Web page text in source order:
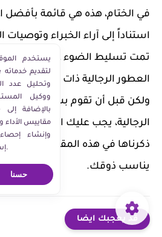
في الختام، هذه هي قائمة بأفضل
استناداً إلى آراء الخبراء
تمت تسليط الضوء على مجموعة
العطور الرجالية ذات الروائح
ولكن قبل أن تقوم بشراء أفضل
الرجالية، يجب عليك اتباع النصائح
ذكرناها في هذه المقالة لتحديد
يناسب ذوقك.
قد يعجبك ايضا
يستخدم
وتحليل عدد
مقاييس الأداء
وإنشاء
إساءة الاستخدام ومعالجتها.
حسنا